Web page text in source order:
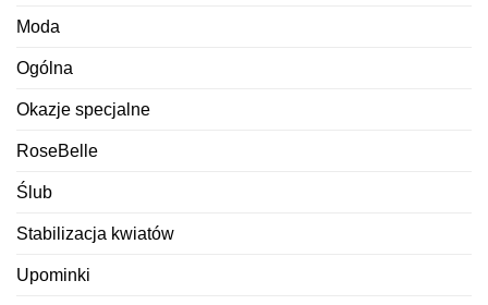
Moda
Ogólna
Okazje specjalne
RoseBelle
Ślub
Stabilizacja kwiatów
Upominki